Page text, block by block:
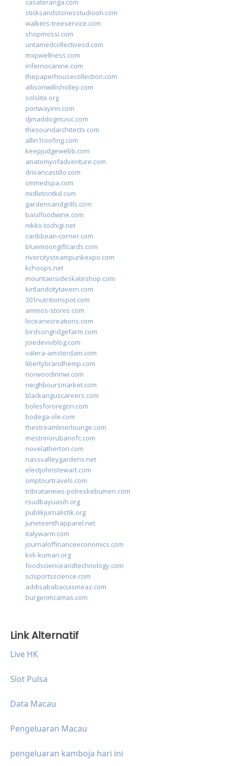
casateranga.com
sticksandstonesstudiooh.com
walkers-treeservice.com
shopmossi.com
untamedcollectivesd.com
mxpwellness.com
infernocanine.com
thepaperhousecollection.com
allisonwillisholley.com
solslite.org
portwayinn.com
djmaddogmusic.com
thesoundarchitects.com
allin1roofing.com
keepjudgewebb.com
anatomyofadventure.com
drivancastillo.com
cmmedspa.com
midletontkd.com
gardensandgrills.com
basilfoodwine.com
nikko-tochigi.net
caribbean-corner.com
bluemoongiftcards.com
rivercitysteampunkexpo.com
kchoops.net
mountainsideskateshop.com
kirtlandcitytavern.com
301nutritionspot.com
ammos-stores.com
loceanecreations.com
birdsongridgefarm.com
joiedevivblog.com
valera-amsterdam.com
libertybrandhemp.com
norwoodinnwi.com
neighboursmarket.com
blackanguscareers.com
bolesfororegon.com
bodega-ole.com
thestreamlinerlounge.com
mestrinorubanofc.com
novelatherton.com
nassvalleygardens.net
electjohnstewart.com
omptourtravels.com
tribratanews-polreskebumen.com
rsudbayuasih.org
publikjurnalistik.org
juneteenthapparel.net
italywarm.com
journaloffinanceeconomics.com
kvk-kumari.org
foodscienceandtechnology.com
scisportsscience.com
addisababacuisineaz.com
burgerimcamas.com
Link Alternatif
Live HK
Slot Pulsa
Data Macau
Pengeluaran Macau
pengeluaran kamboja hari ini